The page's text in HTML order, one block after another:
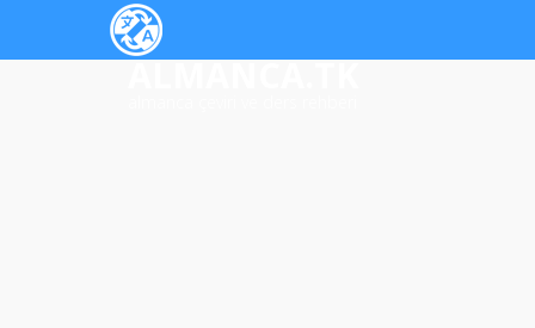
ALMANCA.TK